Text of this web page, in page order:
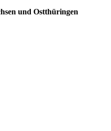
und Ostthüringen